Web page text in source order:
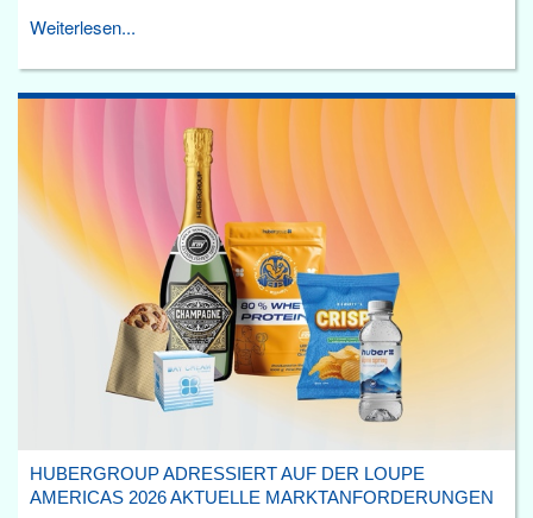
Weiterlesen...
HUBERGROUP ADRESSIERT AUF DER LOUPE
AMERICAS 2026 AKTUELLE MARKTANFORDERUNGEN